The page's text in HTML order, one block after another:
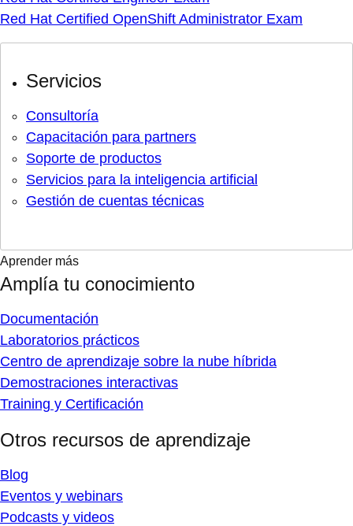
Red Hat Certified OpenShift Administrator Exam
Servicios
Consultoría
Capacitación para partners
Soporte de productos
Servicios para la inteligencia artificial
Gestión de cuentas técnicas
Aprender más
Amplía tu conocimiento
Documentación
Laboratorios prácticos
Centro de aprendizaje sobre la nube híbrida
Demostraciones interactivas
Training y Certificación
Otros recursos de aprendizaje
Blog
Eventos y webinars
Podcasts y videos